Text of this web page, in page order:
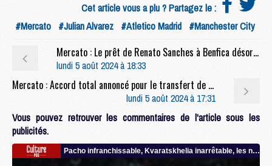
Cet article vous a plu ? Partagez le :
#Mercato #Julian Alvarez #Atletico Madrid #Manchester City
Mercato : Le prêt de Renato Sanches à Benfica désormais officiel
lundi 5 août 2024 à 18:33
Mercato : Accord total annoncé pour le transfert de Willian Pacho au PSG
lundi 5 août 2024 à 17:31
Vous pouvez retrouver les commentaires de l'article sous les
publicités.